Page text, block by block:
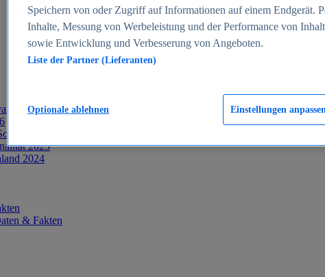
Altersgruppen 2024
/ Bürgergeld in Deutschland 2005-2025
2025
2024
& Fakten
Speichern von oder Zugriff auf Informationen auf einem Endgerät.
Inhalte, Messung von Werbeleistung und der Performance von
sowie Entwicklung und Verbesserung von Angeboten.
Liste der Partner (Lieferanten)
Einstellungen
Optionale ablehnen